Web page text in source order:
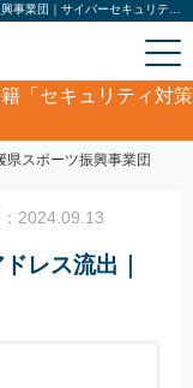
「セキュリティ対策
ュース
県スポーツ振興事業団
2024.09.13
レス流出｜